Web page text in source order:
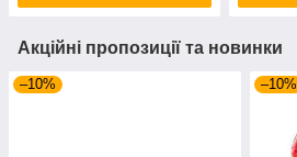
Акційні пропозиції та новинки
–10% –10%